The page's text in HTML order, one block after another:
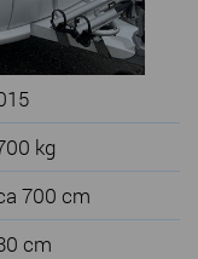
kg
700 cm
cm